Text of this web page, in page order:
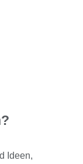
Ideen,